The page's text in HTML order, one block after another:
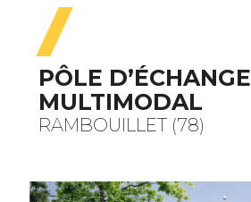
PÔLE D’ÉCHANGE
MULTIMODAL
RAMBOUILLET (78)